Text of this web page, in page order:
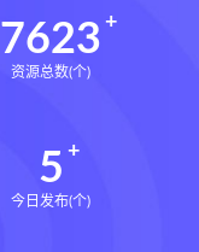
7623
资源总数(个)
5
今日发布(个)